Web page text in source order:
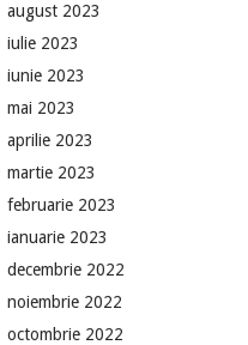
august 2023
iulie 2023
iunie 2023
mai 2023
aprilie 2023
martie 2023
februarie 2023
ianuarie 2023
decembrie 2022
noiembrie 2022
octombrie 2022